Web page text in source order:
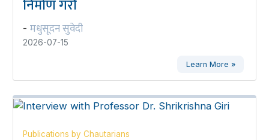
निर्माण गरौँ
- मधुसूदन सुवेदी
2026-07-15
Learn More »
Publications by Chautarians